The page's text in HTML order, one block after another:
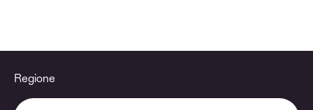
Regione